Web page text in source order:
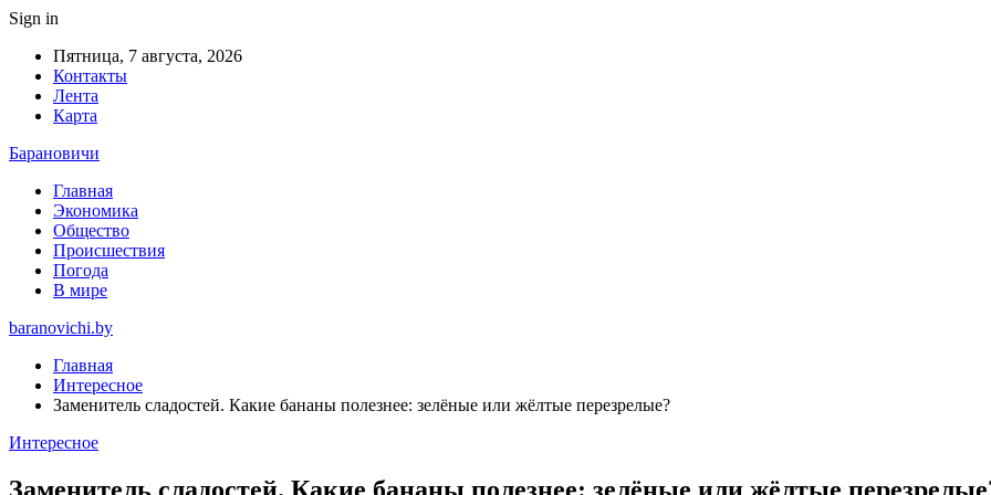
Sign in
Пятница, 7 августа, 2026
Контакты
Лента
Карта
Барановичи
Главная
Экономика
Общество
Происшествия
Погода
В мире
baranovichi.by
Главная
Интересное
Заменитель сладостей. Какие бананы полезнее: зелёные или жёлтые перезрелые?
Интересное